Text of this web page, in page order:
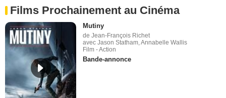
Films Prochainement au Cinéma
Mutiny
de Jean-François Richet
avec Jason Statham, Annabelle Wallis
Film - Action
Bande-annonce